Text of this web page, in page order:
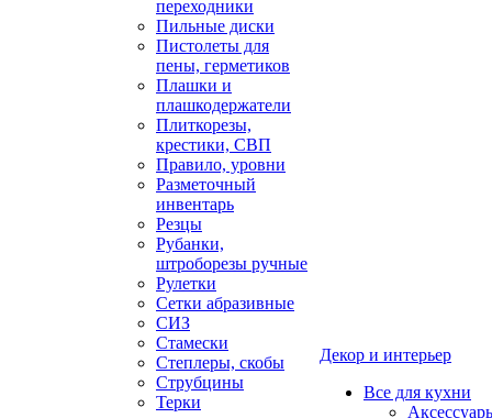
переходники
Пильные диски
Пистолеты для
пены, герметиков
Плашки и
плашкодержатели
Плиткорезы,
крестики, СВП
Правило, уровни
Разметочный
инвентарь
Резцы
Рубанки,
штроборезы ручные
Рулетки
Сетки абразивные
СИЗ
Стамески
Степлеры, скобы
Струбцины
Терки
Декор и интерьер
Все для кухни